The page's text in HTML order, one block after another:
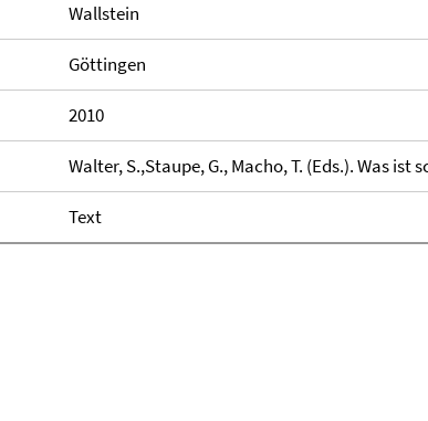
Wallstein
Göttingen
2010
Walter, S.,Staupe, G., Macho, T. (Eds.). Was ist
Text